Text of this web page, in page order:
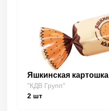
Яшкинская картошка
"КДВ Групп"
2 шт